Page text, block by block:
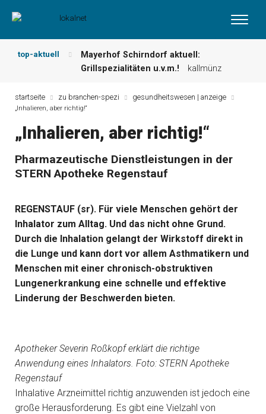
top-aktuell
Mayerhof Schirndorf aktuell:
Grillspezialitäten u.v.m.!
kallmünz
und mehr …
burglengenfeld
Der „deutsche Michel“ muss nun
kommentare & serien &
leserbriefe
Angebot … maxhütte-haidhof
Nutzen Sie aktuelle Angebote Ihrer
Metzgerei Hummel: Aktuelles
Wochenangebot!
maxhütte-haidhof
startseite zu branchen-spezi gesundheitswesen | anzeige
„Inhalieren, aber richtig!“
„Inhalieren, aber richtig!“
Pharmazeutische Dienstleistungen in der
STERN Apotheke Regenstauf
REGENSTAUF (sr). Für viele Menschen gehört der
Inhalator zum Alltag. Und das nicht ohne Grund.
Durch die Inhalation gelangt der Wirkstoff direkt in
die Lunge und kann dort vor allem Asthmatikern und
Menschen mit einer chronisch-obstruktiven
Lungenerkrankung eine schnelle und effektive
Linderung der Beschwerden bieten.
Apotheker Severin Roßkopf erklärt die richtige
Anwendung eines Inhalators. Foto: STERN Apotheke
Regenstauf
Inhalative Arzneimittel richtig anzuwenden ist jedoch eine
große Herausforderung. Es gibt eine Vielzahl von